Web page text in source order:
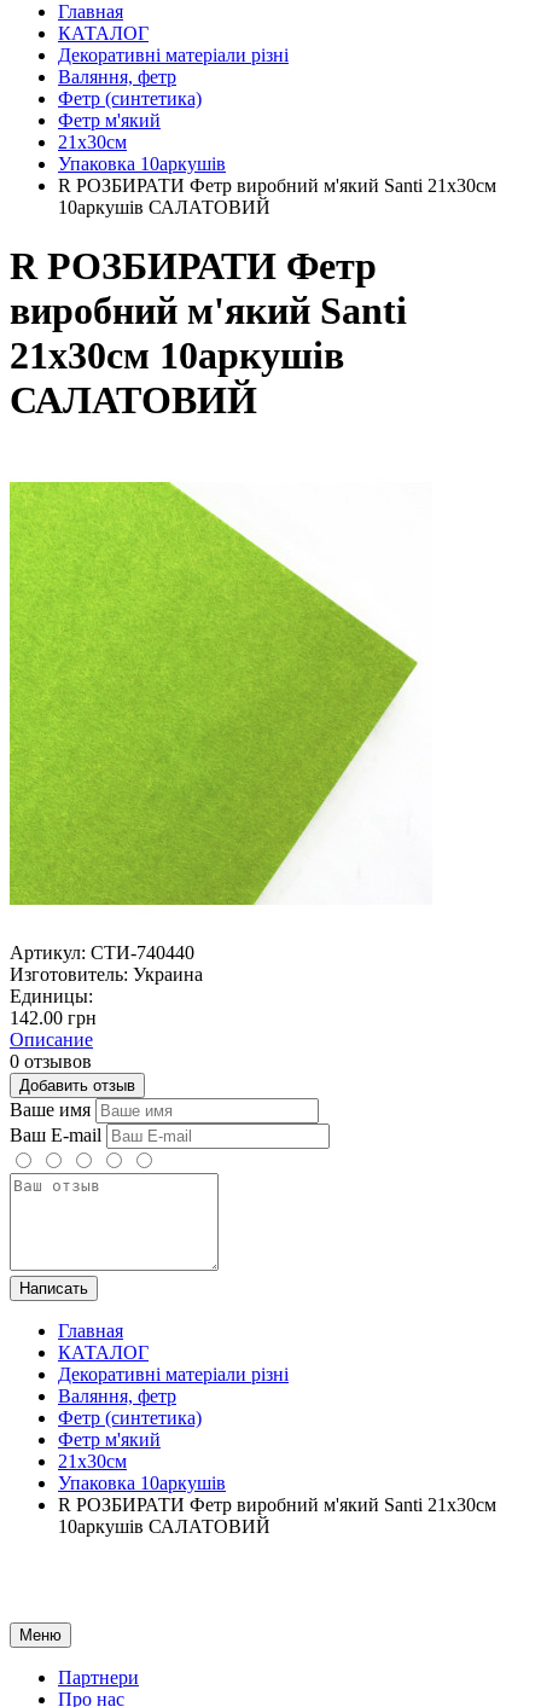
Главная
КАТАЛОГ
Декоративні матеріали різні
Валяння, фетр
Фетр (синтетика)
Фетр м'який
21х30см
Упаковка 10аркушів
R РОЗБИРАТИ Фетр виробний м'який Santi 21x30см
10аркушів САЛАТОВИЙ
R РОЗБИРАТИ Фетр
виробний м'який Santi
21x30см 10аркушів
САЛАТОВИЙ
Артикул: СТИ-740440
Изготовитель: Украина
Единицы:
142.00 грн
Описание
0 отзывов
Добавить отзыв
Ваше имя
Ваш E-mail
Написать
Главная
КАТАЛОГ
Декоративні матеріали різні
Валяння, фетр
Фетр (синтетика)
Фетр м'який
21х30см
Упаковка 10аркушів
R РОЗБИРАТИ Фетр виробний м'який Santi 21x30см
10аркушів САЛАТОВИЙ
Меню
Партнери
Про нас